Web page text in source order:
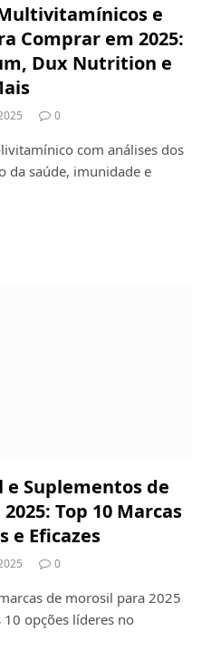
e
Comprar em 2025:
Dux Nutrition e
0
com análises dos
da saúde, imunidade e
Suplementos de
Top 10 Marcas
e Eficazes
0
de morosil para 2025
10 opções líderes no